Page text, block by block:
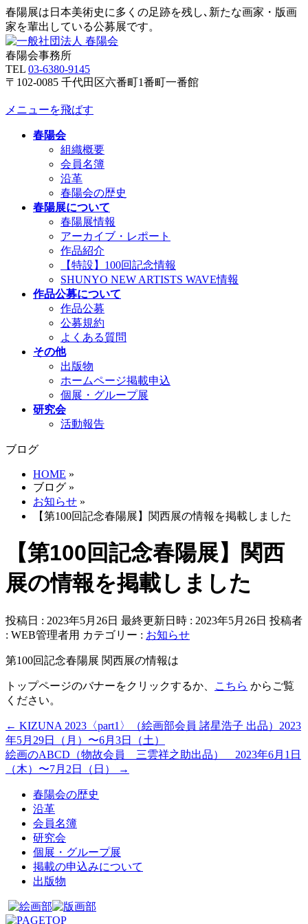
春陽展は日本美術史に多くの足跡を残し､新たな画家・版画
家を輩出している公募展です。
春陽会事務所
TEL 03-6380-9145
〒102-0085 千代田区六番町1番町一番館
メニューを飛ばす
春陽会
組織概要
会員名簿
沿革
春陽会の歴史
春陽展について
春陽展情報
アーカイブ・レポート
作品紹介
【特設】100回記念情報
SHUNYO NEW ARTISTS WAVE情報
作品公募について
作品公募
公募規約
よくある質問
その他
出版物
ホームページ掲載申込
個展・グループ展
研究会
活動報告
ブログ
HOME »
ブログ »
お知らせ »
【第100回記念春陽展】関西展の情報を掲載しました
【第100回記念春陽展】関西
展の情報を掲載しました
投稿日 : 2023年5月26日 最終更新日時 : 2023年5月26日 投稿者
: WEB管理者用 カテゴリー : お知らせ
第100回記念春陽展 関西展の情報は
トップページのバナーをクリックするか、 こちら からご覧
ください。
← KIZUNA 2023〈part1〉（絵画部会員 諸星浩子 出品）2023
年5月29日（月）〜6月3日（土）
絵画のABCD（物故会員 三雲祥之助出品） 2023年6月1日
（木）〜7月2日（日）
→
春陽会の歴史
沿革
会員名簿
研究会
個展・グループ展
掲載の申込みについて
出版物